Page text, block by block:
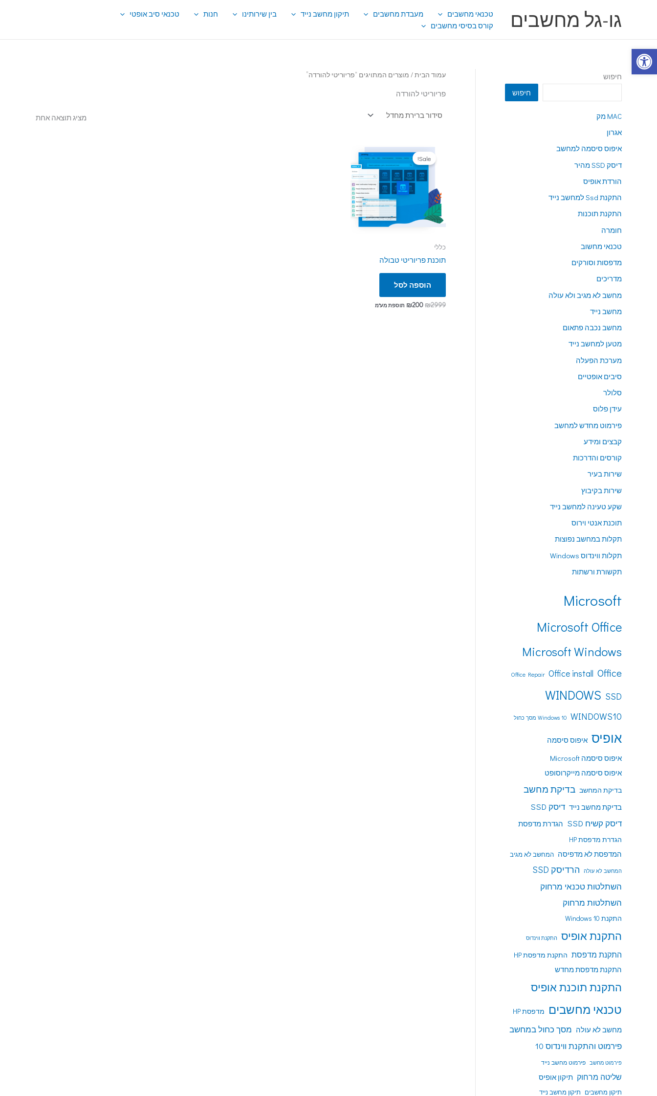
פתח סרגל נגישות
גו-גל מחשבים טכנאי מחשבים מעבדת מחשבים תיקון מחשב נייד בין שירותינו חנות
טכנאי סיב אופטי
קורס בסיסי מחשבים
חיפוש
חיפוש
MAC מק
אגרון
איפוס סיסמה למחשב
דיסק SSD מהיר
הורדת אופיס
התקנת Ssd למחשב נייד
התקנת תוכנות
חומרה
טכנאי מחשוב
מדפסות וסורקים
מדריכים
מחשב לא מגיב ולא עולה
מחשב נייד
מחשב נכבה פתאום
מטען למחשב נייד
מערכת הפעלה
סיבים אופטיים
סלולר
עידן פלוס
פירמוט מחדש למחשב
קבצים ומידע
קורסים והדרכות
שירות בעיר
שירות בקיבוץ
שקע טעינה למחשב נייד
תוכנת אנטי וירוס
תקלות במחשב נפוצות
תקלות ווינדוס Windows
תקשורת ורשתות
Microsoft
Microsoft Office
Microsoft Windows
Office
Office install
Office Repair
SSD
WINDOWS
WINDOWS10 Windows 10 מסך כחול
אופיס איפוס סיסמה
איפוס סיסמה Microsoft
איפוס סיסמה מייקרוסופט
בדיקת המחשב בדיקת מחשב
בדיקת מחשב נייד דיסק SSD
דיסק קשיח SSD
הגדרת מדפסת
הגדרת מדפסת HP
המדפסת לא מדפיסה המחשב לא מגיב
המחשב לא עולה הרדיסק SSD
השתלטות טכנאי מרחוק
השתלטות מרחוק
התקנת Windows 10
התקנת אופיס התקנת ווינדוס
התקנת מדפסת התקנת מדפסת HP
התקנת מדפסת מחדש
התקנת תוכנת אופיס
טכנאי מחשבים מדפסת HP
מחשב לא עולה מסך כחול במחשב
פירמוט והתקנת ווינדוס 10
פירמוט מחשב פירמוט מחשב נייד
שליטה מרחוק תיקון אופיס
תיקון מחשבים תיקון מחשב נייד
עמוד הבית/ מוצרים המתויגים “פריוריטי להורדה”
פריוריטי להורדה
מציג תוצאה אחת
Sale!
כללי
תוכנת פריוריטי טבולה
הוספה לסל
₪2999
₪200 תוספת מע"מ